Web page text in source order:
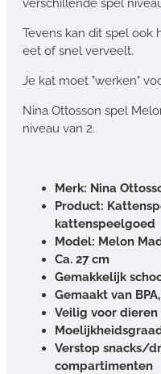
verschillende spel
Tevens kan dit spel ook
eet of snel verveelt.
Je kat moet "werken"
Nina Ottosson spel
niveau van 2.
Merk: Nina
Product:
kattenspeelgoed
Model: Melon
Ca. 27 cm
Gemakkelijk
Gemaakt van
Veilig voor dieren
Verstop snacks/
compartimenten